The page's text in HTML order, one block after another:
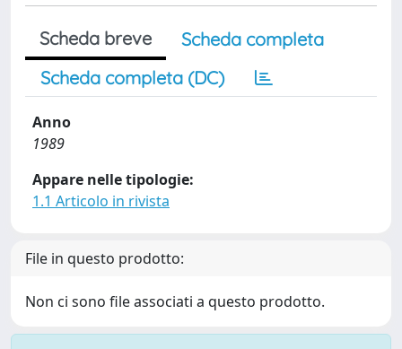
Scheda breve
Scheda completa
Scheda completa (DC)
Anno
1989
Appare nelle tipologie:
1.1 Articolo in rivista
File in questo prodotto:
Non ci sono file associati a questo prodotto.